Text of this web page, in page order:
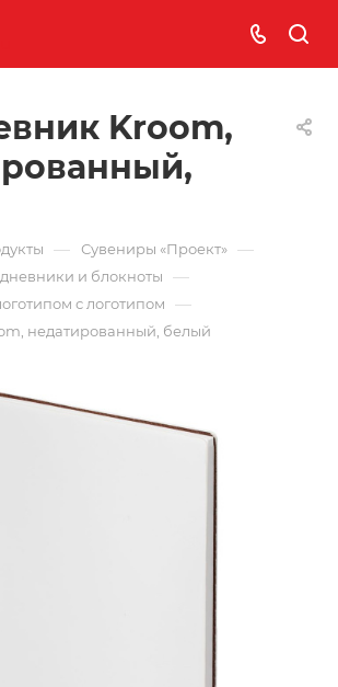
Kroom,
— Сувениры «Проект» —
и блокноты —
с логотипом —
недатированный, белый